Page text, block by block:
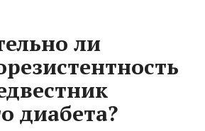
ли
диабета?